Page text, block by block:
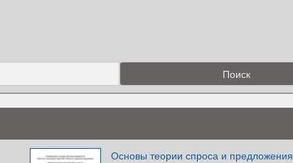
Основы теории спроса и предложения